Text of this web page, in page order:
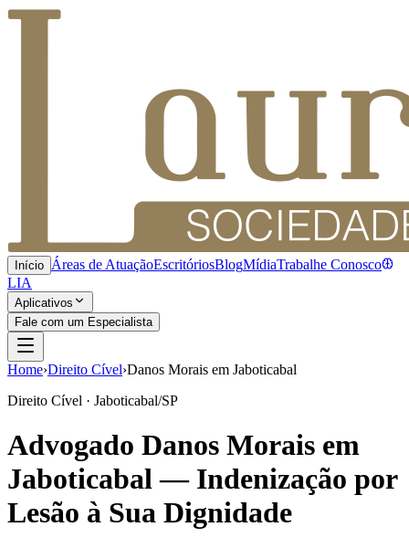
Início Áreas de AtuaçãoEscritóriosBlogMídiaTrabalhe Conosco
LIA
Aplicativos
Fale com um Especialista
Home›Direito Cível›Danos Morais em Jaboticabal
Direito Cível · Jaboticabal/SP
Advogado Danos Morais em
Jaboticabal — Indenização por
Lesão à Sua Dignidade